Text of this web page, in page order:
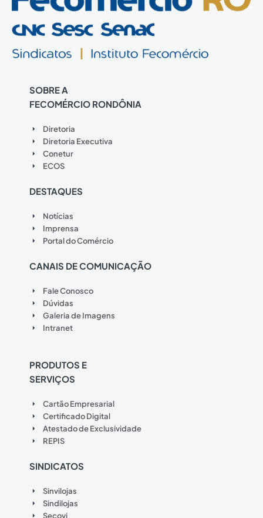
SOBRE A
FECOMÉRCIO RONDÔNIA
Diretoria
Diretoria Executiva
Conetur
ECOS
DESTAQUES
Notícias
Imprensa
Portal do Comércio
CANAIS DE COMUNICAÇÃO
Fale Conosco
Dúvidas
Galeria de Imagens
Intranet
PRODUTOS E
SERVIÇOS
Cartão Empresarial
Certificado Digital
Atestado de Exclusividade
REPIS
SINDICATOS
Sinvilojas
Sindilojas
Secovi